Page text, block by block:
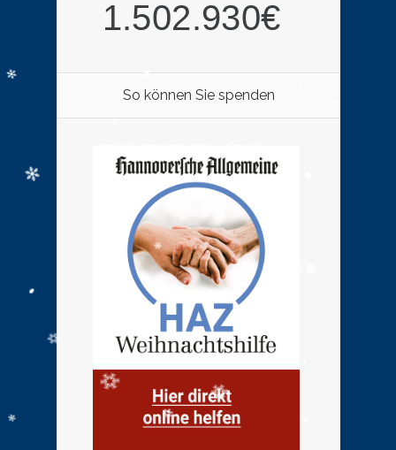
So können Sie spenden